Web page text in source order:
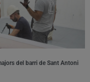
del barri de Sant Antoni